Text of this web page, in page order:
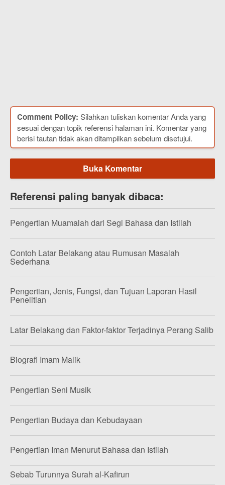
Comment Policy: Silahkan tuliskan komentar Anda yang
sesuai dengan topik referensi halaman ini. Komentar yang
berisi tautan tidak akan ditampilkan sebelum disetujui.
Buka Komentar
Referensi paling banyak dibaca:
Pengertian Muamalah dari Segi Bahasa dan Istilah
Contoh Latar Belakang atau Rumusan Masalah
Sederhana
Pengertian, Jenis, Fungsi, dan Tujuan Laporan Hasil
Penelitian
Latar Belakang dan Faktor-faktor Terjadinya Perang Salib
Biografi Imam Malik
Pengertian Seni Musik
Pengertian Budaya dan Kebudayaan
Pengertian Iman Menurut Bahasa dan Istilah
Sebab Turunnya Surah al-Kafirun